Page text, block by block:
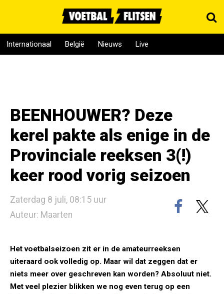
Internationaal België Nieuws Live
BEENHOUWER? Deze
kerel pakte als enige in de
Provinciale reeksen 3(!)
keer rood vorig seizoen
Zaterdag 8 juli, 08:15 uur
Auteur: Maarten
Het voetbalseizoen zit er in de amateurreeksen
uiteraard ook volledig op. Maar wil dat zeggen dat er
niets meer over geschreven kan worden? Absoluut niet.
Met veel plezier blikken we nog even terug op een